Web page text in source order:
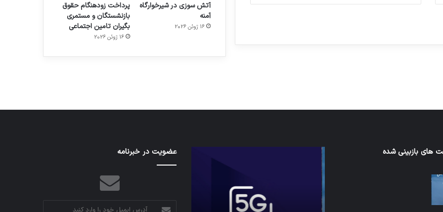
آتش سوزی در شیرخوارگاه
آمنه
16 ژوئن 2026
پرداخت زودهنگام حقوق
بازنشستگان و مستمری
بگیران تامین اجتماعی
16 ژوئن 2026
هدفون های 2023
های بازبینی شده
شبکه
5G
می‌تواند
هواپیما
عضویت در خبرنامه
آدرس